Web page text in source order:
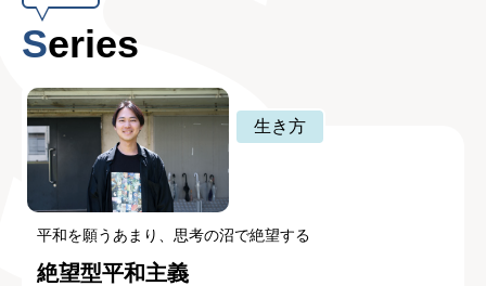
Series
生き方
平和を願うあまり、思考の沼で絶望する
絶望型平和主義